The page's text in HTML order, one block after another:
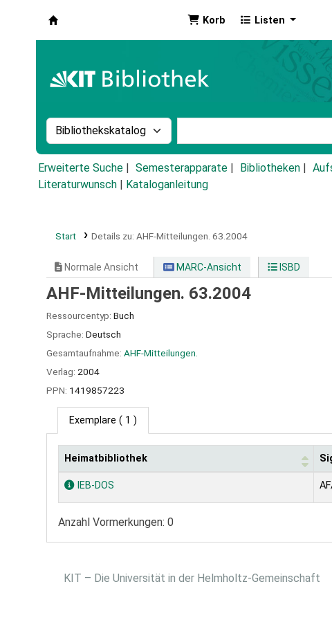
Korb Listen
Suche im Katalog nach:
Erweiterte Suche Semesterapparate Bibliotheken
Literaturwunsch
Kataloganleitung
Start Details zu: AHF-Mitteilungen. 63.2004
Normale Ansicht MARC-Ansicht ISBD
AHF-Mitteilungen. 63.2004
Ressourcentyp: Buch
Sprache: Deutsch
Gesamtaufnahme: AHF-Mitteilungen.
Verlag: 2004
PPN: 1419857223
Exemplare ( 1 )
Exemplare
Heimatbibliothek
IEB-DOS
Anzahl Vormerkungen: 0
KIT – Die Universität in der Helmholtz-Gemeinschaft